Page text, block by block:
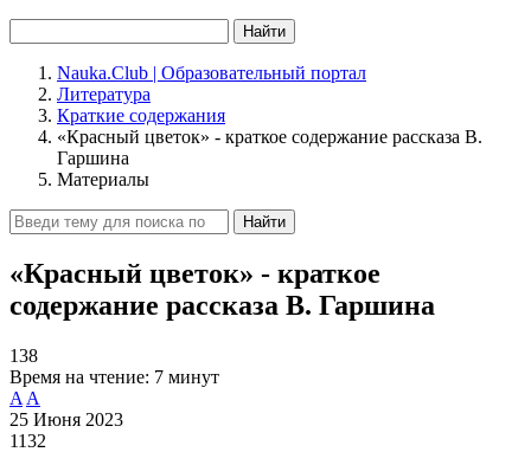
Найти
Nauka.Club | Образовательный портал
Литература
Краткие содержания
«Красный цветок» - краткое содержание рассказа В.
Гаршина
Материалы
Найти
«Красный цветок» - краткое
содержание рассказа В. Гаршина
138
Время на чтение: 7 минут
A A
25 Июня 2023
1132